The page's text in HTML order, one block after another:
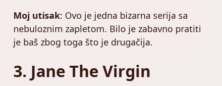
Moj utisak: Ovo je jedna bizarna serija sa
nebuloznim zapletom. Bilo je zabavno pratiti
je baš zbog toga što je drugačija.
3. Jane The Virgin